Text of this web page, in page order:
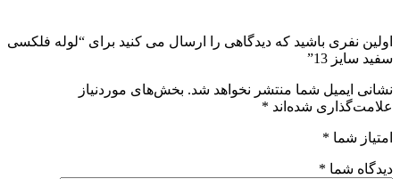
اولین نفری باشید که دیدگاهی را ارسال می کنید برای “لوله فلکسی
سفید سایز 13”
نشانی ایمیل شما منتشر نخواهد شد. بخش‌های موردنیاز
علامت‌گذاری شده‌اند *
امتیاز شما *
دیدگاه شما *